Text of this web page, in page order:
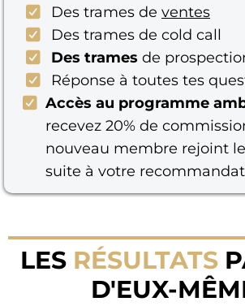
Des trames de ventes
Des trames de cold call
Des trames de
Réponse à toutes tes
Accès au programme
recevez 20% de
nouveau membre rejoint
suite à votre
LES RÉSULTATS
D'EUX-